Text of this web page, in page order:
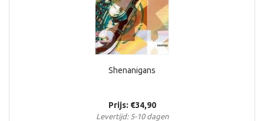
Shenanigans
Prijs: €34,90
Levertijd: 5-10 dagen